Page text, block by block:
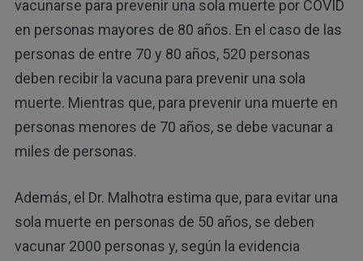
vacunarse para prevenir una sola muerte por COVID
en personas mayores de 80 años. En el caso de las
personas de entre 70 y 80 años, 520 personas
deben recibir la vacuna para prevenir una sola
muerte. Mientras que, para prevenir una muerte en
personas menores de 70 años, se debe vacunar a
miles de personas.
Además, el Dr. Malhotra estima que, para evitar una
sola muerte en personas de 50 años, se deben
vacunar 2000 personas y, según la evidencia